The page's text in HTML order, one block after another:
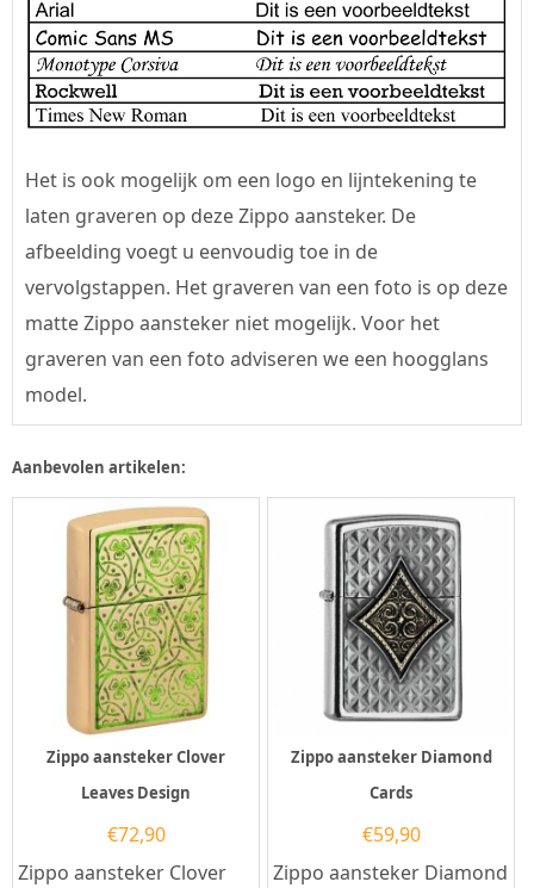
Het is ook mogelijk om een logo en lijntekening te
laten graveren op deze Zippo aansteker. De
afbeelding voegt u eenvoudig toe in de
vervolgstappen. Het graveren van een foto is op deze
matte Zippo aansteker niet mogelijk. Voor het
graveren van een foto adviseren we een hoogglans
model.
Aanbevolen artikelen:
Zippo aansteker Clover
Leaves Design
€72,90
Zippo aansteker Clover
Zippo aansteker Diamond
Cards
€59,90
Zippo aansteker Diamond